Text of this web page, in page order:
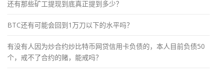
还有那些矿工提现到底真正提到多少？
BTC还有可能会回到1万刀以下的水平吗？
有没有人因为炒合约炒比特币网贷信用卡负债的，本人目前负债50
个，戒不了合约的赌，能戒吗？